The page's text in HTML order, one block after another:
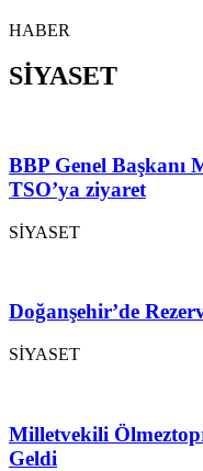
HABER
SİYASET
BBP Genel Başkanı
TSO’ya ziyaret
SİYASET
Doğanşehir’de
SİYASET
Milletvekili
Geldi